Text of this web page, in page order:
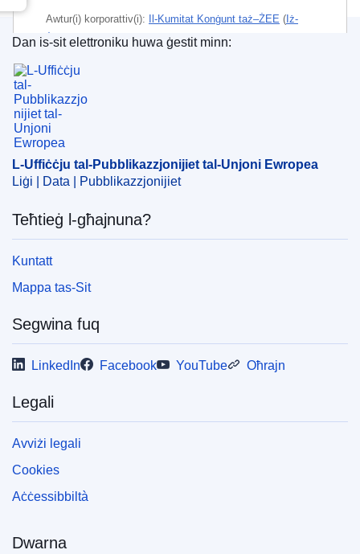
Awtur(i) korporattiv(i): Il-Kumitat Konġunt taż–ŻEE ( Iż-
Żona Ekonomika Ewropea)
Suġġett:
ibbankjar elettroniku
provdiment ta’ servizzi
tal-informazzjoni
sikurezza
CELEX : 22023D2555
OJ : L_202302555
IMMC : PUB(2023)732/2788729
L-Uffiċċju tal-Pubblikazzjonijiet tal-Unjoni
Dan is-sit elettroniku huwa ġestit minn:
L-Uffiċċju tal-Pubblikazzjonijiet tal-Unjoni Ewropea
Liġi | Data | Pubblikazzjonijiet
Teħtieġ l-għajnuna?
Kuntatt
Mappa tas-Sit
Segwina fuq
LinkedIn Facebook YouTube Oħrajn
Legali
Avviżi legali
Cookies
Aċċessibbiltà
Dwarna